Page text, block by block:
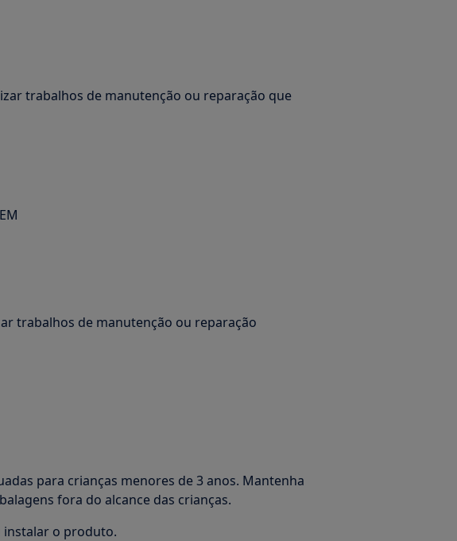
trabalhos de manutenção ou reparação que
trabalhos de manutenção ou reparação
para crianças menores de 3 anos. Mantenha
fora do alcance das crianças.
instalar o produto.